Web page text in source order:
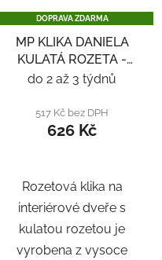
DOPRAVA ZDARMA
MP KLIKA DANIELA
KULATÁ ROZETA -
NEREZ
do 2 až 3 týdnů
517 Kč bez DPH
626 Kč
Rozetová klika na
interiérové ​​dveře s
kulatou rozetou je
vyrobena z vysoce